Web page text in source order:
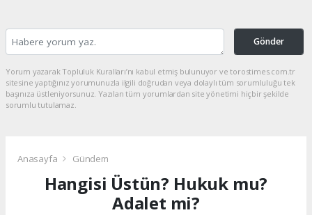
Gönder
Yorum yazarak Topluluk Kuralları’nı kabul etmiş bulunuyor ve torostimes.com.tr
sitesine yaptığınız yorumunuzla ilgili doğrudan veya dolaylı tüm sorumluluğu tek
başınıza üstleniyorsunuz. Yazılan tüm yorumlardan site yönetimi hiçbir şekilde
sorumlu tutulamaz.
Anasayfa Gündem
Hangisi Üstün? Hukuk mu?
Adalet mi?